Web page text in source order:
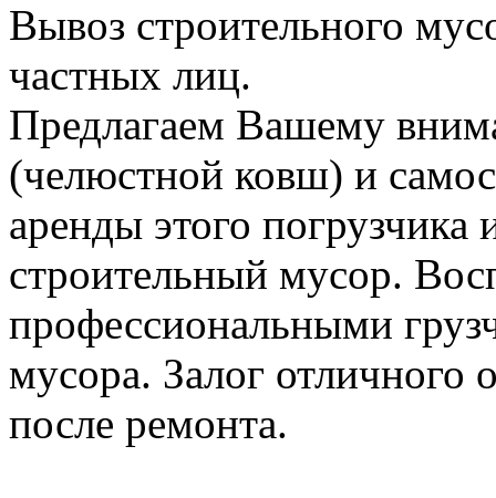
Вывоз строительного
частных лиц.
Предлагаем Вашему
(челюстной ковш) и
аренды этого
строительный мусор.
профессиональными
мусора. Залог отличного
после ремонта.